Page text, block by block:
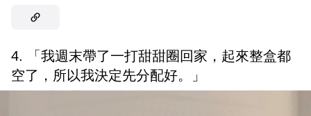
4. 「我週末帶了一打甜甜圈回家，起來整盒都
空了，所以我決定先分配好。」